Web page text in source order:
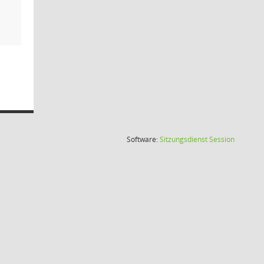
Software:SitzungsdienstSession(Wird in